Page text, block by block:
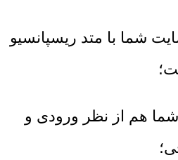
شما با متد ریسپانسیو
هم از نظر ورودی و